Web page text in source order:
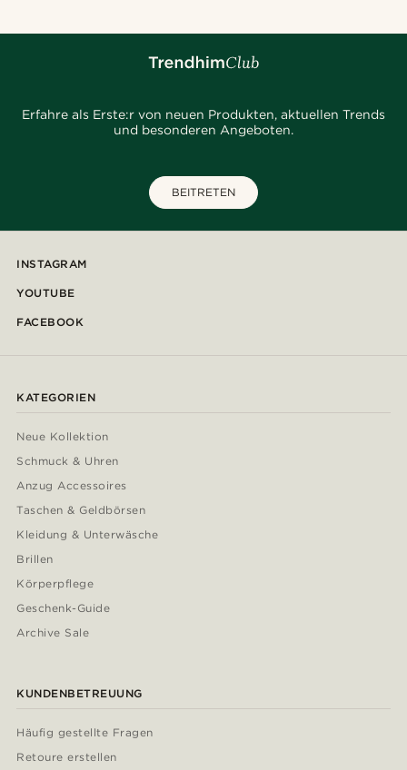
Erfahre als Erste:r von neuen Produkten, aktuellen Trends
und besonderen Angeboten.
BEITRETEN
INSTAGRAM
YOUTUBE
FACEBOOK
KATEGORIEN
Neue Kollektion
Schmuck & Uhren
Anzug Accessoires
Taschen & Geldbörsen
Kleidung & Unterwäsche
Brillen
Körperpflege
Geschenk-Guide
Archive Sale
KUNDENBETREUUNG
Häufig gestellte Fragen
Retoure erstellen